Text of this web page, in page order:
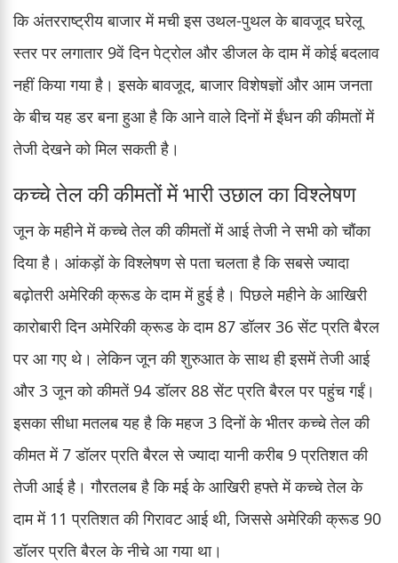
कि अंतरराष्ट्रीय बाजार में मची इस उथल-पुथल के बावजूद घरेलू
स्तर पर लगातार 9वें दिन पेट्रोल और डीजल के दाम में कोई बदलाव
नहीं किया गया है। इसके बावजूद, बाजार विशेषज्ञों और आम जनता
के बीच यह डर बना हुआ है कि आने वाले दिनों में ईंधन की कीमतों में
तेजी देखने को मिल सकती है।
कच्चे तेल की कीमतों में भारी उछाल का विश्लेषण
जून के महीने में कच्चे तेल की कीमतों में आई तेजी ने सभी को चौंका
दिया है। आंकड़ों के विश्लेषण से पता चलता है कि सबसे ज्यादा
बढ़ोतरी अमेरिकी क्रूड के दाम में हुई है। पिछले महीने के आखिरी
कारोबारी दिन अमेरिकी क्रूड के दाम 87 डॉलर 36 सेंट प्रति बैरल
पर आ गए थे। लेकिन जून की शुरुआत के साथ ही इसमें तेजी आई
और 3 जून को कीमतें 94 डॉलर 88 सेंट प्रति बैरल पर पहुंच गईं।
इसका सीधा मतलब यह है कि महज 3 दिनों के भीतर कच्चे तेल की
कीमत में 7 डॉलर प्रति बैरल से ज्यादा यानी करीब 9 प्रतिशत की
तेजी आई है। गौरतलब है कि मई के आखिरी हफ्ते में कच्चे तेल के
दाम में 11 प्रतिशत की गिरावट आई थी, जिससे अमेरिकी क्रूड 90
डॉलर प्रति बैरल के नीचे आ गया था।